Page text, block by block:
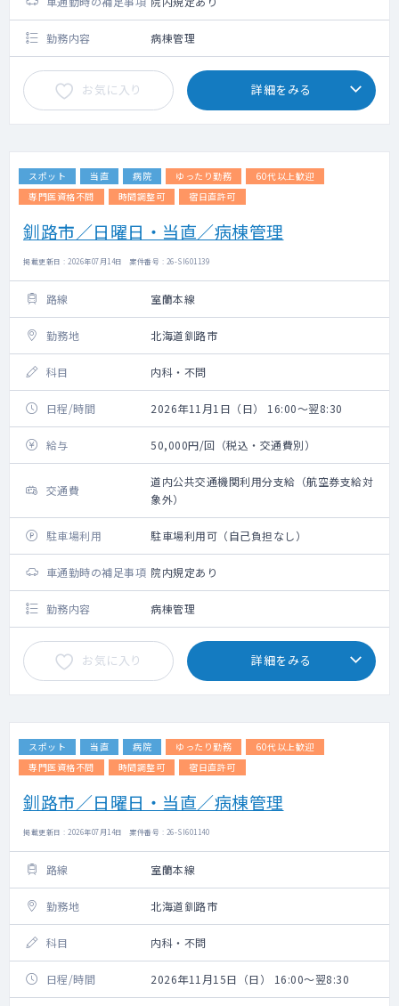
勤務内容 病棟管理
お気に入り 詳細をみる
スポット 当直 病院 ゆったり勤務
60代以上歓迎
専門医資格不問
時間調整可 宿日直許可
釧路市／日曜日・当直／病棟管理
掲載更新日 : 2026年07月14日 案件番号 : 26-SI601139
路線 室蘭本線
勤務地 北海道釧路市
科目 内科・不問
日程/時間 2026年11月1日（日） 16:00～翌8:30
給与 50,000円/回（税込・交通費別）
交通費
道内公共交通機関利用分支給（航空券支給対
象外）
駐車場利用 駐車場利用可（自己負担なし）
車通勤時の補足事項 院内規定あり
勤務内容 病棟管理
お気に入り 詳細をみる
スポット 当直 病院 ゆったり勤務
60代以上歓迎
専門医資格不問
時間調整可 宿日直許可
釧路市／日曜日・当直／病棟管理
掲載更新日 : 2026年07月14日 案件番号 : 26-SI601140
路線 室蘭本線
勤務地 北海道釧路市
科目 内科・不問
日程/時間 2026年11月15日（日） 16:00～翌8:30